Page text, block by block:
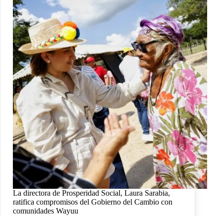
La directora de Prosperidad Social, Laura Sarabia,
ratifica compromisos del Gobierno del Cambio con
comunidades Wayuu